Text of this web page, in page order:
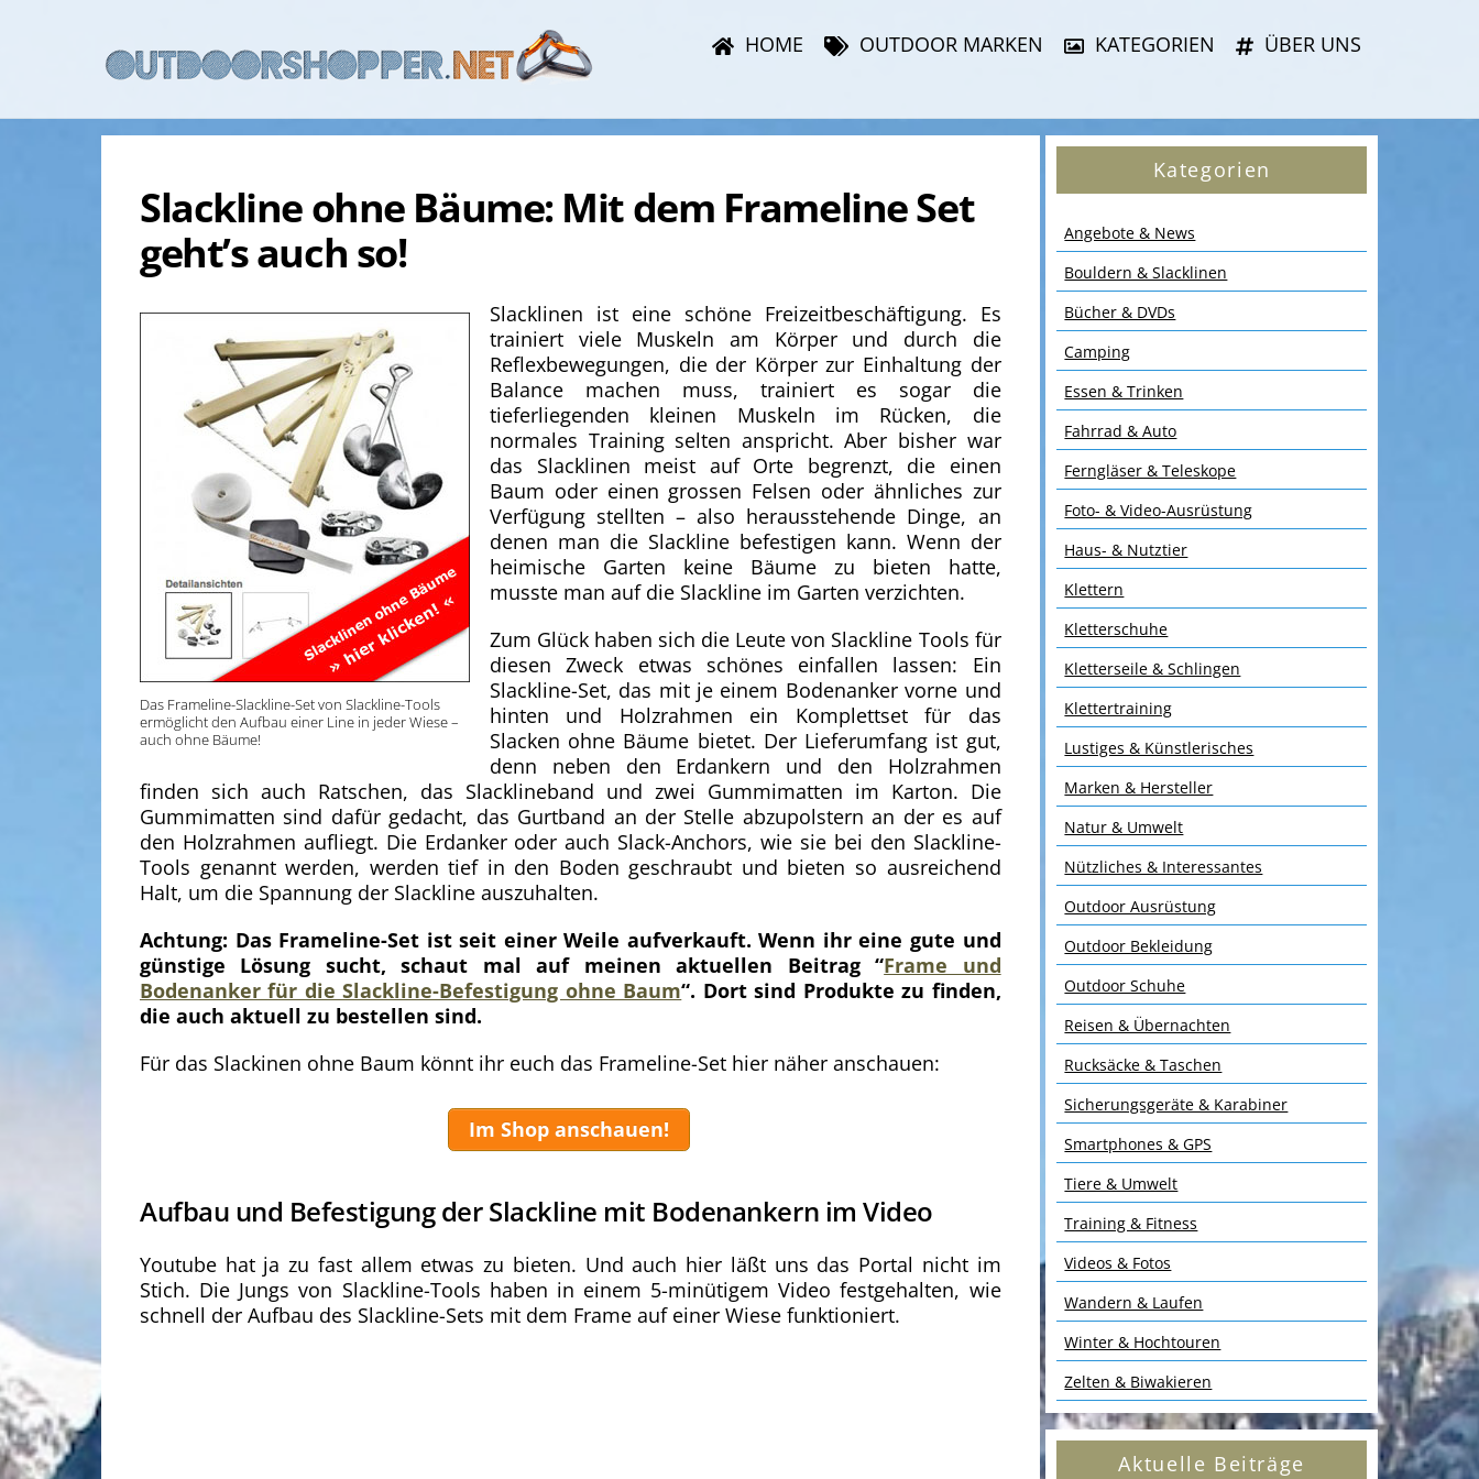
HOME OUTDOOR MARKEN KATEGORIEN ÜBER UNS
Slackline ohne Bäume: Mit dem Frameline Set
geht’s auch so!
Das Frameline-Slackline-Set von Slackline-Tools
ermöglicht den Aufbau einer Line in jeder Wiese –
auch ohne Bäume!
Slacklinen ist eine schöne Freizeitbeschäftigung. Es
trainiert viele Muskeln am Körper und durch die
Reflexbewegungen, die der Körper zur Einhaltung der
Balance machen muss, trainiert es sogar die
tieferliegenden kleinen Muskeln im Rücken, die
normales Training selten anspricht. Aber bisher war
das Slacklinen meist auf Orte begrenzt, die einen
Baum oder einen grossen Felsen oder ähnliches zur
Verfügung stellten – also herausstehende Dinge, an
denen man die Slackline befestigen kann. Wenn der
heimische Garten keine Bäume zu bieten hatte,
musste man auf die Slackline im Garten verzichten.
Zum Glück haben sich die Leute von Slackline Tools für
diesen Zweck etwas schönes einfallen lassen: Ein
Slackline-Set, das mit je einem Bodenanker vorne und
hinten und Holzrahmen ein Komplettset für das
Slacken ohne Bäume bietet. Der Lieferumfang ist gut,
denn neben den Erdankern und den Holzrahmen
finden sich auch Ratschen, das Slacklineband und zwei Gummimatten im Karton. Die
Gummimatten sind dafür gedacht, das Gurtband an der Stelle abzupolstern an der es auf
den Holzrahmen aufliegt. Die Erdanker oder auch Slack-Anchors, wie sie bei den Slackline-
Tools genannt werden, werden tief in den Boden geschraubt und bieten so ausreichend
Halt, um die Spannung der Slackline auszuhalten.
Achtung: Das Frameline-Set ist seit einer Weile aufverkauft. Wenn ihr eine gute und
günstige Lösung sucht, schaut mal auf meinen aktuellen Beitrag “Frame und
Bodenanker für die Slackline-Befestigung ohne Baum“. Dort sind Produkte zu finden,
die auch aktuell zu bestellen sind.
Für das Slackinen ohne Baum könnt ihr euch das Frameline-Set hier näher anschauen:
Im Shop anschauen!
Aufbau und Befestigung der Slackline mit Bodenankern im Video
Youtube hat ja zu fast allem etwas zu bieten. Und auch hier läßt uns das Portal nicht im
Stich. Die Jungs von Slackline-Tools haben in einem 5-minütigem Video festgehalten, wie
schnell der Aufbau des Slackline-Sets mit dem Frame auf einer Wiese funktioniert.
Kategorien
Angebote & News
Bouldern & Slacklinen
Bücher & DVDs
Camping
Essen & Trinken
Fahrrad & Auto
Ferngläser & Teleskope
Foto- & Video-Ausrüstung
Haus- & Nutztier
Klettern
Kletterschuhe
Kletterseile & Schlingen
Klettertraining
Lustiges & Künstlerisches
Marken & Hersteller
Natur & Umwelt
Nützliches & Interessantes
Outdoor Ausrüstung
Outdoor Bekleidung
Outdoor Schuhe
Reisen & Übernachten
Rucksäcke & Taschen
Sicherungsgeräte & Karabiner
Smartphones & GPS
Tiere & Umwelt
Training & Fitness
Videos & Fotos
Wandern & Laufen
Winter & Hochtouren
Zelten & Biwakieren
Aktuelle Beiträge